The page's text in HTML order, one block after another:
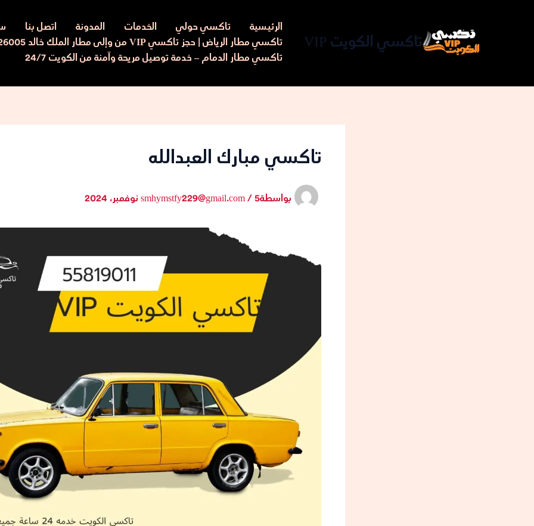
تاكسي الكويت VIP
الرئيسية تاكسي حولي الخدمات المدونة اتصل بنا
تاكسي مطار الرياض | حجز تاكسي VIP من وإلى مطار الملك خالد 97526005
تاكسي مطار الدمام – خدمة توصيل مريحة وآمنة من الكويت 24/7
تاكسي مبارك العبدالله
بواسطة smhymstfy229@gmail.com/5 نوفمبر، 2024